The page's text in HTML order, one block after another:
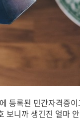
등록된 민간자격증
니까 생긴진 얼마